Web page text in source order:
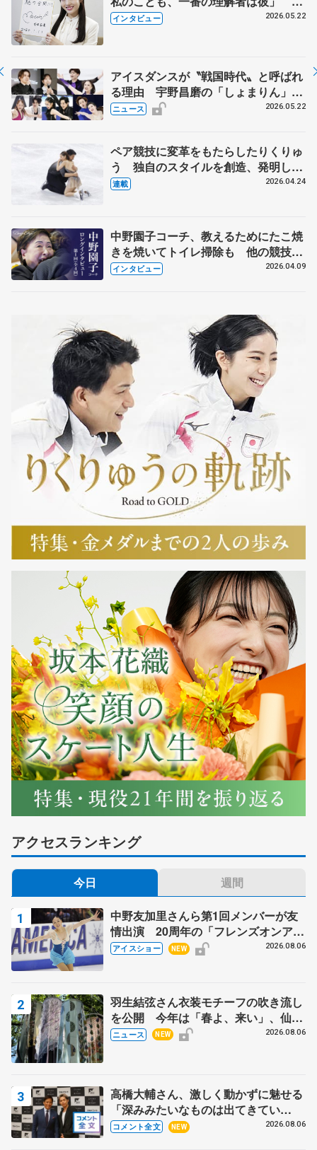
退時の単独インタビューで語った競技
インタビュー 2026.05.22
アイスダンスが〝戦国時代〟と呼ばれ
る理由 宇野昌磨の「しょまりん」ら
実力者が相次いで参戦 国内の競争激
ニュース 2026.05.22
ペア競技に変革をもたらしたりくりゅ
う 独自のスタイルを創造、発明した
【引退発表後②】
連載 2026.04.24
中野園子コーチ、教えるためにたこ焼
きを焼いてトイレ掃除も 他の競技に
も通用するという坂本花織の筋肉
インタビュー 2026.04.09
アクセスランキング
今日 週間
中野友加里さんら第1回メンバーが友
情出演 20周年の「フレンズオンアイ
ス」 宮本賢二さん、有川梨絵さん、
アイスショー NEW 2026.08.06
羽生結弦さん衣装モチーフの吹き流し
を公開 今年は「春よ、来い」、仙台
の瑞鳳殿
ニュース NEW 2026.08.06
高橋大輔さん、激しく動かずに魅せる
「深みみたいなものは出てきてい
る？」 〝兄さん〟と慕うレジェンド
コメント全文 NEW 2026.08.06